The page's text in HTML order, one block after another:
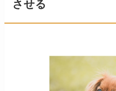
させる